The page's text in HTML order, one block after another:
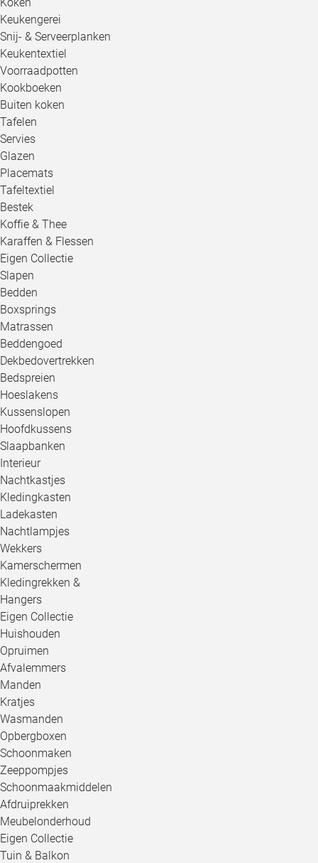
Keukengerei
Snij- & Serveerplanken
Keukentextiel
Voorraadpotten
Kookboeken
Buiten koken
Tafelen
Servies
Glazen
Placemats
Tafeltextiel
Bestek
Koffie & Thee
Karaffen & Flessen
Eigen Collectie
Slapen
Bedden
Boxsprings
Matrassen
Beddengoed
Dekbedovertrekken
Bedspreien
Hoeslakens
Kussenslopen
Hoofdkussens
Slaapbanken
Interieur
Nachtkastjes
Kledingkasten
Ladekasten
Nachtlampjes
Wekkers
Kamerschermen
Kledingrekken &
Hangers
Eigen Collectie
Huishouden
Opruimen
Afvalemmers
Manden
Kratjes
Wasmanden
Opbergboxen
Schoonmaken
Zeeppompjes
Schoonmaakmiddelen
Afdruiprekken
Meubelonderhoud
Eigen Collectie
Tuin & Balkon